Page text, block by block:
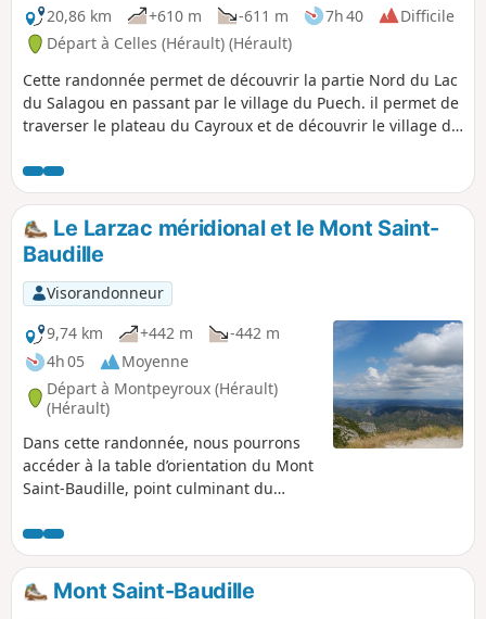
20,86 km
+610 m -611 m 7h 40
Difficile
Départ à Celles (Hérault) (Hérault)
Cette randonnée permet de découvrir la partie Nord du Lac
du Salagou en passant par le village du Puech. il permet de
traverser le plateau du Cayroux et de découvrir le village de
Le Larzac méridional et le Mont Saint-
Baudille
Visorandonneur
9,74 km
+442 m
-442 m
4h 05
Moyenne
Départ à Montpeyroux (Hérault)
(Hérault)
Dans cette randonnée, nous pourrons
accéder à la table d’orientation du Mont
Saint-Baudille, point culminant du
aurons une vue imprenable sur l’un des
plus beaux panoramas du Languedoc
méditerranéen.
Mont Saint-Baudille